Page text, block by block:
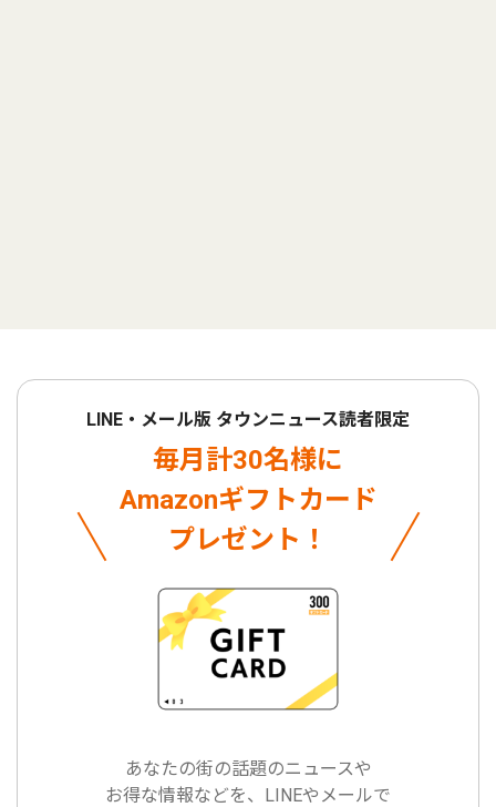
LINE・メール版 タウンニュース読者限定
毎月計30名様に
Amazonギフトカード
プレゼント！
あなたの街の話題のニュースや
お得な情報などを、LINEやメールで